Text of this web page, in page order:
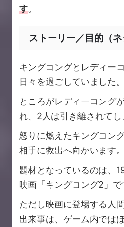
す。
ストーリー／目的（ネ
キングコングとレディー
日々を過ごしていました。
ところがレディーコング
れ、2人は引き離されてし
怒りに燃えたキングコン
相手に救出へ向かいます。
題材となっているのは、
映画「キングコング2」で
ただし映画に登場する人
出来事は、ゲーム内では